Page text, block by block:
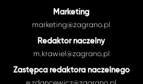
Marketing
marketing@zagrano.pl
Redaktor naczelny
m.krawiel@zagrano.pl
Zastępca redaktora naczelnego